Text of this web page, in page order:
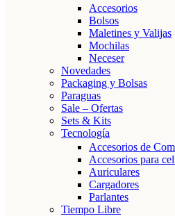
Accesorios
Bolsos
Maletines y Valijas
Mochilas
Neceser
Novedades
Packaging y Bolsas
Paraguas
Sale – Ofertas
Sets & Kits
Tecnología
Accesorios de
Accesorios para
Auriculares
Cargadores
Parlantes
Tiempo Libre